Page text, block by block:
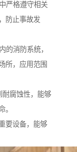
严格遵守相关
防止事故发
的消防系统，
所，应用范围
耐腐蚀性，能够
。
要设备，能够